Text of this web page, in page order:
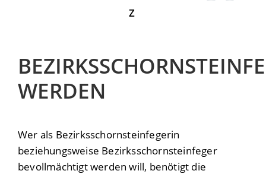
Z
WERDEN
Wer als Bezirksschornsteinfegerin
beziehungsweise Bezirksschornsteinfeger
bevollmächtigt werden will, benötigt die